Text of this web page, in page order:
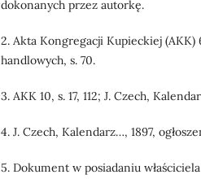
dokonanych przez autorkę.
2. Akta Kongregacji Kupieckiej (AKK)
handlowych, s. 70.
3. AKK 10, s. 17, 112; J. Czech,
4. J. Czech, Kalendarz…, 1897,
5. Dokument w posiadaniu